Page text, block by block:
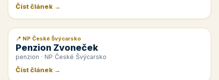
Číst článek →
📰 PR článek
📍 NP České Švýcarsko
Penzion Zvoneček
penzion · NP České Švýcarsko
Číst článek →